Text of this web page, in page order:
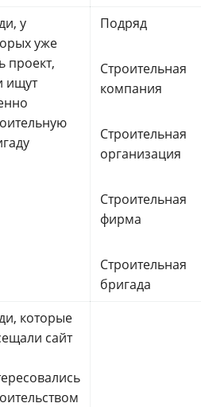
у
уже
проект,
ищут
Подряд
Строительная
компания
Строительная
организация
Строительная
фирма
Строительная
бригада
которые
сайт